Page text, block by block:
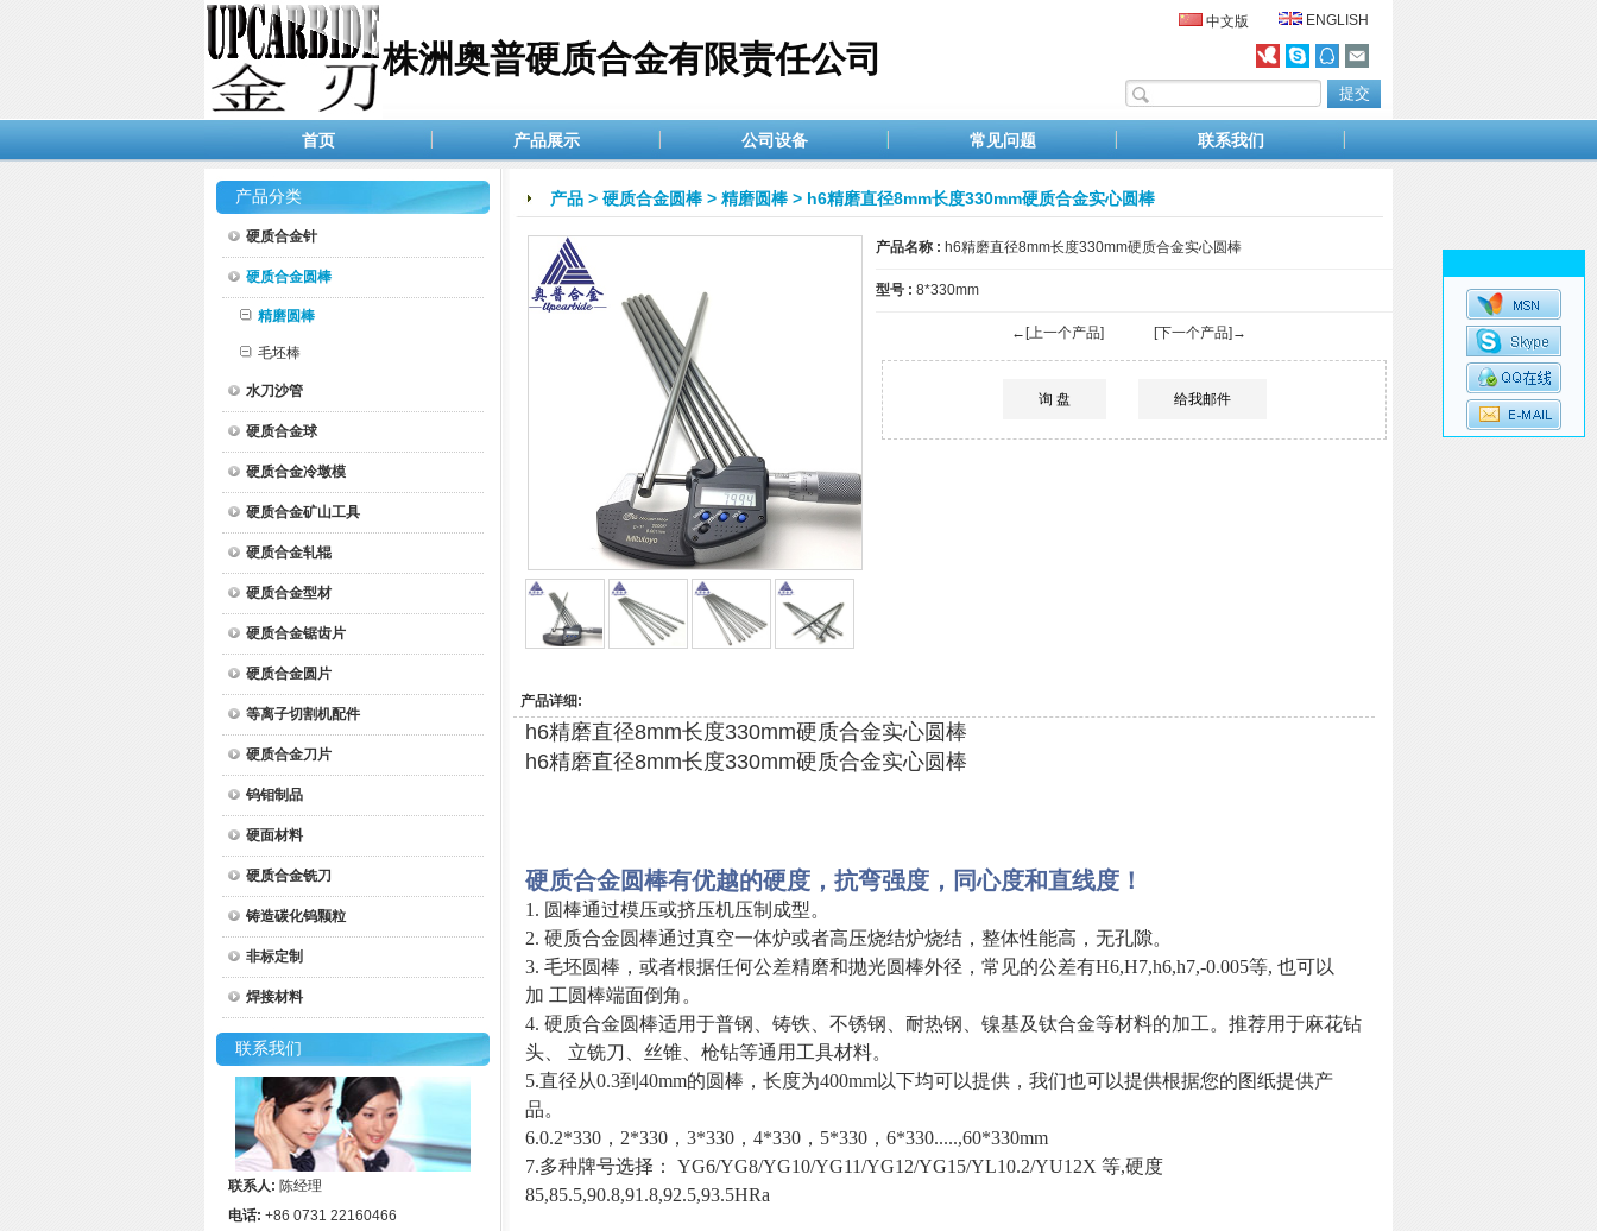
株洲奥普硬质合金有限责任公司
中文版 ENGLISH
首页 产品展示 公司设备 常见问题 联系我们
产品分类
硬质合金针
硬质合金圆棒
精磨圆棒
毛坯棒
水刀沙管
硬质合金球
硬质合金冷墩模
硬质合金矿山工具
硬质合金轧辊
硬质合金型材
硬质合金锯齿片
硬质合金圆片
等离子切割机配件
硬质合金刀片
钨钼制品
硬面材料
硬质合金铣刀
铸造碳化钨颗粒
非标定制
焊接材料
联系我们
联系人: 陈经理
电话: +86 0731 22160466
产品 > 硬质合金圆棒 > 精磨圆棒 > h6精磨直径8mm长度330mm硬质合金实心圆棒
产品名称 : h6精磨直径8mm长度330mm硬质合金实心圆棒
型号 : 8*330mm
←[上一个产品] [下一个产品]→
询 盘 给我邮件
产品详细:
h6精磨直径8mm长度330mm硬质合金实心圆棒
h6精磨直径8mm长度330mm硬质合金实心圆棒
硬质合金圆棒有优越的硬度，抗弯强度，同心度和直线度！
1 . 圆棒通过模压或挤压机压制成型。
2. 硬质合金圆棒通过真空一体炉或者高压烧结炉烧结，整体性能高，无孔隙。
3. 毛坯圆棒，或者根据任何公差精磨和抛光圆棒外径，常见的公差有H6,H7,h6,h7,-0.005等, 也可以
加 工圆棒端面倒角。
4. 硬质合金圆棒适用于普钢、铸铁、不锈钢、耐热钢、镍基及钛合金等材料的加工。推荐用于麻花钻
头、 立铣刀、丝锥、枪钻等通用工具材料。
5.直径从0.3到40mm的圆棒，长度为400mm以下均可以提供，我们也可以提供根据您的图纸提供产
品。
6.0.2*330，2*330，3*330，4*330，5*330，6*330.....,60*330mm
7.多种牌号选择： YG6/YG8/YG10/YG11/YG12/YG15/YL10.2/YU12X 等,硬度
85,85.5,90.8,91.8,92.5,93.5HRa